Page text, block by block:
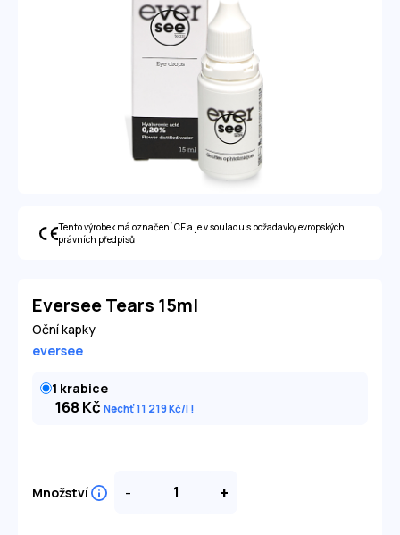
Tento výrobek má označení CE a je v souladu s požadavky evropských
právních předpisů
Eversee Tears 15ml
Oční kapky
eversee
1 krabice
168Kč Nechť 11 219Kč/l
Množství - +